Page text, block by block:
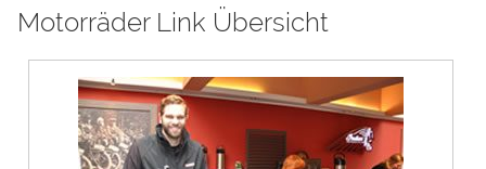
Motorräder Link Übersicht